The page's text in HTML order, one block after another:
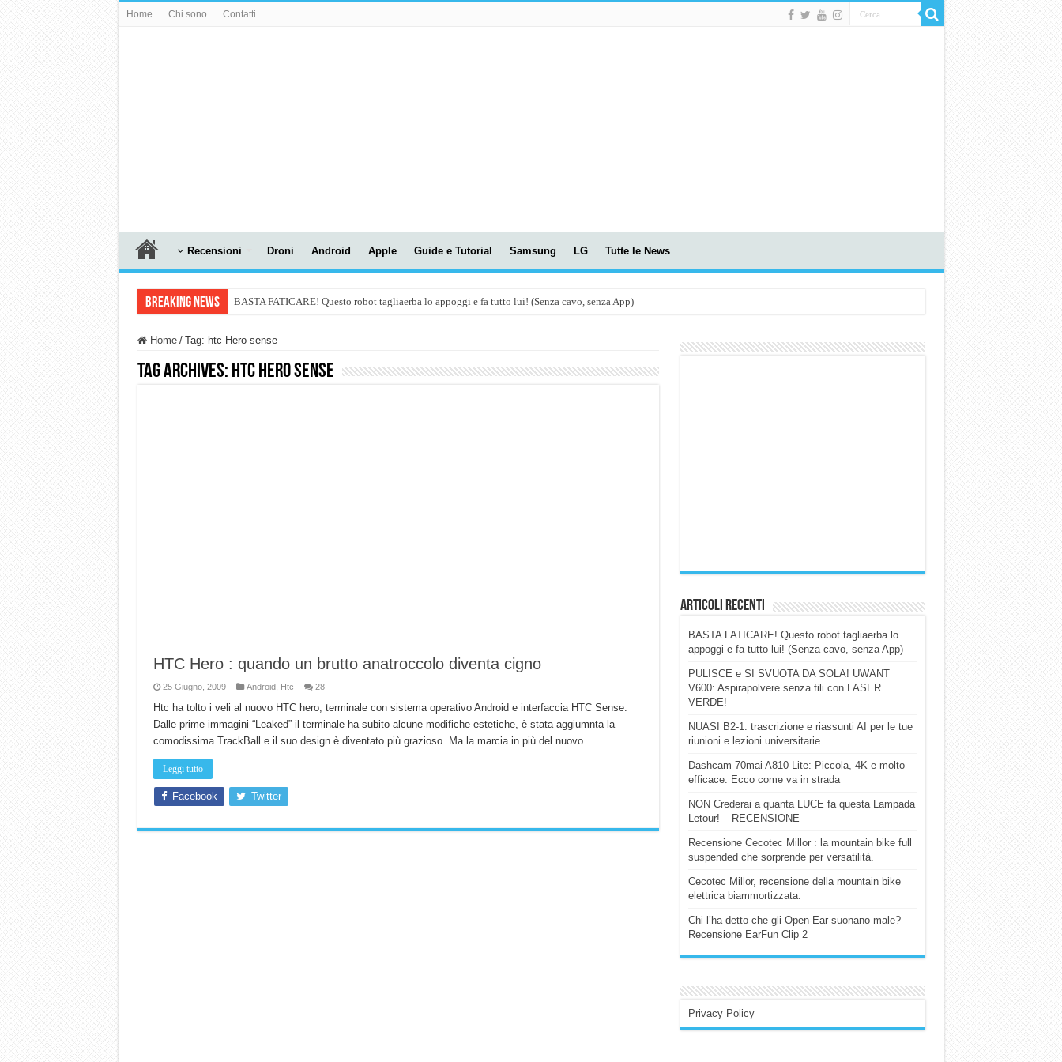
Home Chi sono Contatti
Recensioni Droni Android Apple Guide e Tutorial Samsung LG Tutte le News
Breaking News BASTA FATICARE! Questo robot tagliaerba lo appoggi e fa tutto lui! (Senza cavo, senza App)
Dashcam 70mai A810 Lite: Piccola, 4K e molto efficace. Ecco come va in strada
Home / Tag: htc Hero sense
Tag Archives: htc Hero sense
HTC Hero : quando un brutto anatroccolo diventa cigno
25 Giugno, 2009 Android, Htc 28
Htc ha tolto i veli al nuovo HTC hero, terminale con sistema operativo Android e interfaccia HTC Sense.
Dalle prime immagini “Leaked” il terminale ha subito alcune modifiche estetiche, è stata aggiumnta la
comodissima TrackBall e il suo design è diventato più grazioso. Ma la marcia in più del nuovo …
Leggi tutto
Facebook Twitter
Articoli Recenti
BASTA FATICARE! Questo robot tagliaerba lo
appoggi e fa tutto lui! (Senza cavo, senza App)
PULISCE e SI SVUOTA DA SOLA! UWANT
V600: Aspirapolvere senza fili con LASER
VERDE!
NUASI B2-1: trascrizione e riassunti AI per le tue
riunioni e lezioni universitarie
Dashcam 70mai A810 Lite: Piccola, 4K e molto
efficace. Ecco come va in strada
NON Crederai a quanta LUCE fa questa Lampada
Letour! – RECENSIONE
Recensione Cecotec Millor : la mountain bike full
suspended che sorprende per versatilità.
Cecotec Millor, recensione della mountain bike
elettrica biammortizzata.
Chi l’ha detto che gli Open-Ear suonano male?
Recensione EarFun Clip 2
Privacy Policy